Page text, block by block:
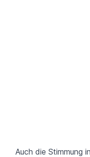
Auch die Stimmung